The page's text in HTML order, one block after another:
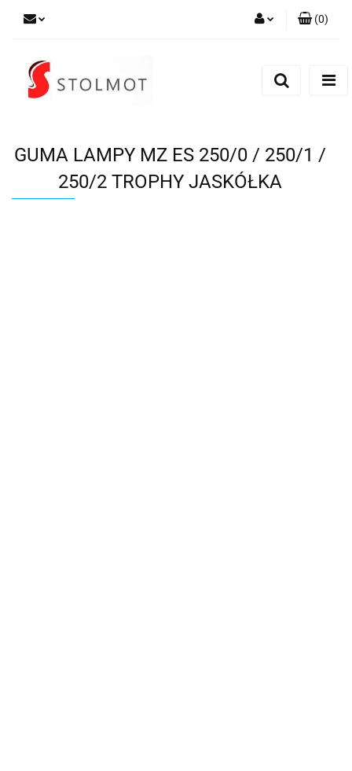
(0)
GUMA LAMPY MZ ES 250/0 / 250/1 /
250/2 TROPHY JASKÓŁKA